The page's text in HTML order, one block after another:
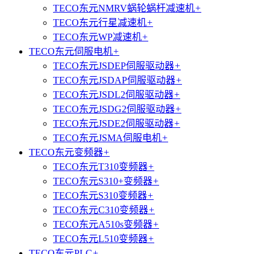
TECO东元NMRV蜗轮蜗杆减速机+
TECO东元行星减速机+
TECO东元WP减速机+
TECO东元伺服电机+
TECO东元JSDEP伺服驱动器+
TECO东元JSDAP伺服驱动器+
TECO东元JSDL2伺服驱动器+
TECO东元JSDG2伺服驱动器+
TECO东元JSDE2伺服驱动器+
TECO东元JSMA伺服电机+
TECO东元变频器+
TECO东元T310变频器+
TECO东元S310+变频器+
TECO东元S310变频器+
TECO东元C310变频器+
TECO东元A510s变频器+
TECO东元L510变频器+